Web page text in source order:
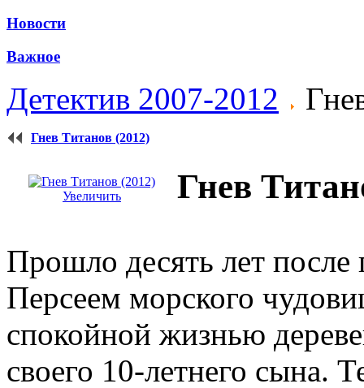
Новости
Важное
Детектив 2007-2012
Гнев Титанов (2012)
Увеличить Гнев
Прошло десять лет после
Персеем морского
спокойной жизнью
своего 10-летнего сына.